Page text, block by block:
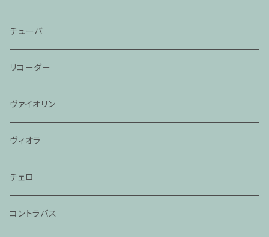
チューバ
リコーダー
ヴァイオリン
ヴィオラ
チェロ
コントラバス